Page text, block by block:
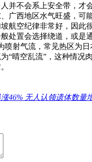
并不会系上安全带，
广西地区水气旺盛，可
坡航空纪律非常好，因
处置会选择绕道，或
喷射气流，常见热区为
空乱流”，这种情况肉
46% 无人认领遗体数量